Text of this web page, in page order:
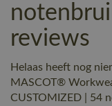
reviews
Helaas heeft nog
MASCOT®
CUSTOMIZED | 54